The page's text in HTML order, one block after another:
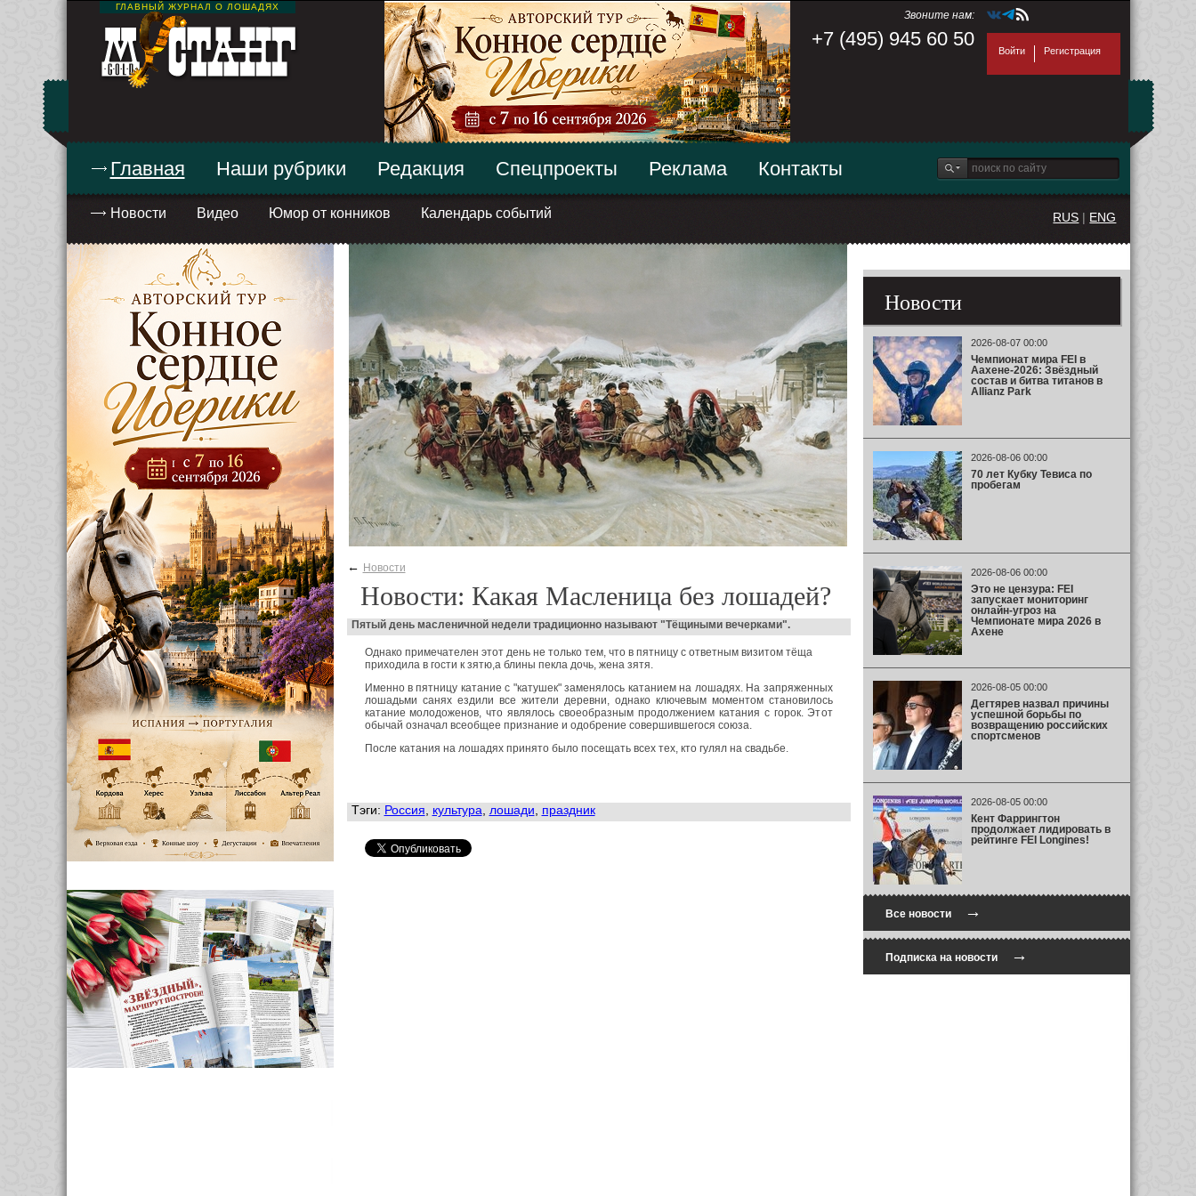
ГЛАВНЫЙ ЖУРНАЛ О ЛОШАДЯХ
Звоните нам:
+7 (495) 945 60 50
Войти Регистрация
Главная
Новости Видео Юмор от конников Календарь событий
Наши рубрики Редакция Спецпроекты Реклама Контакты
RUS | ENG
← Новости
Новости: Какая Масленица без лошадей?
Пятый день масленичной недели традиционно называют "Тёщиными вечерками".
Однако примечателен этот день не только тем, что в пятницу с ответным визитом тёща
приходила в гости к зятю,а блины пекла дочь, жена зятя.
Именно в пятницу катание с "катушек" заменялось катанием на лошадях. На запряженных
лошадьми санях ездили все жители деревни, однако ключевым моментом становилось
катание молодоженов, что являлось своеобразным продолжением катания с горок. Этот
обычай означал всеобщее признание и одобрение совершившегося союза.
После катания на лошадях принято было посещать всех тех, кто гулял на свадьбе.
Тэги: Россия культура лошади праздник
Новости
2026-08-07 00:00
Чемпионат мира FEI в
Аахене-2026: Звёздный
состав и битва титанов в
Allianz Park
2026-08-06 00:00
70 лет Кубку Тевиса по
пробегам
2026-08-06 00:00
Это не цензура: FEI
запускает мониторинг
онлайн-угроз на
Чемпионате мира 2026 в
Ахене
2026-08-05 00:00
Дегтярев назвал причины
успешной борьбы по
возвращению российских
спортсменов
2026-08-05 00:00
Кент Фаррингтон
продолжает лидировать в
рейтинге FEI Longines!
Все новости→
Подписка на новости→